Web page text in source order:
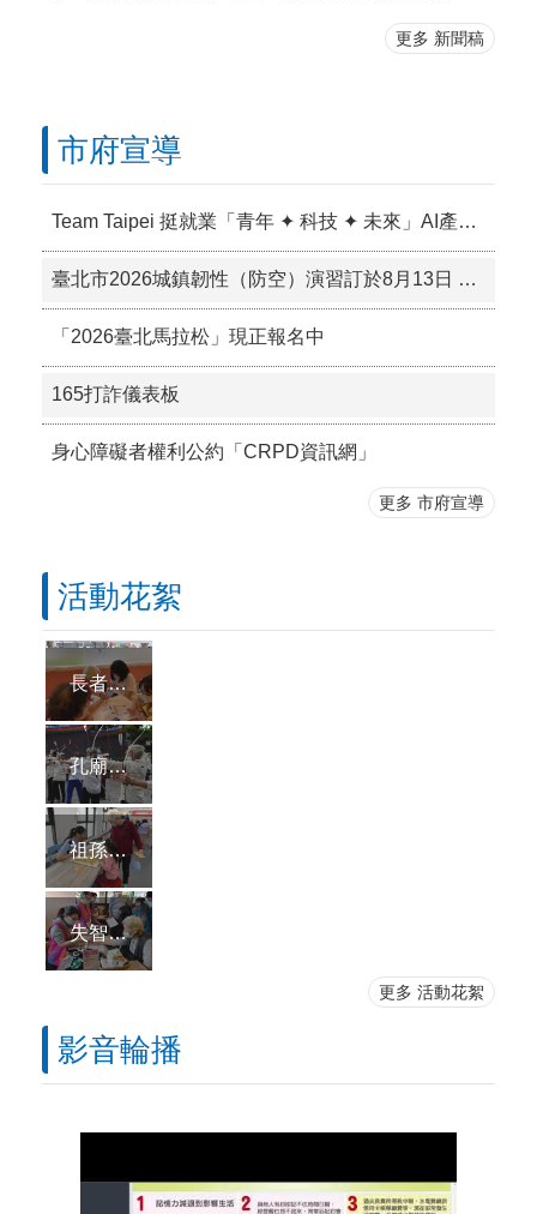
更多 新聞稿
市府宣導
Team Taipei 挺就業「青年 ✦ 科技 ✦ 未來」AI產業鏈就業博覽會
臺北市2026城鎮韌性（防空）演習訂於8月13日 （四）14時30分至15時實施。
「2026臺北馬拉松」現正報名中
165打詐儀表板
身心障礙者權利公約「CRPD資訊網」
更多 市府宣導
活動花絮
長者滑機時代
孔廟六藝活動
祖孫冬令營
失智友善運動場館
更多 活動花絮
影音輪播